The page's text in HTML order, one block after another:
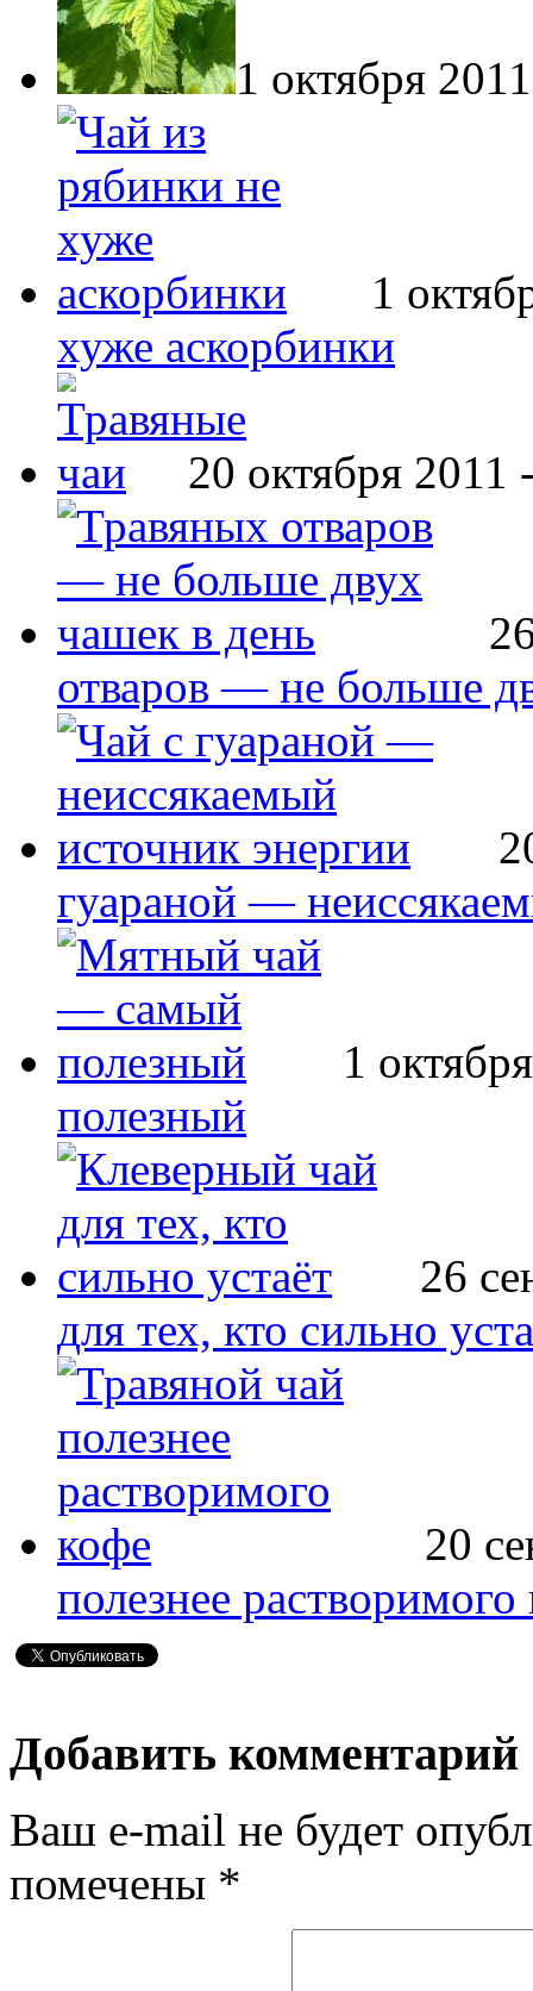
1 октября
1
хуже аскорбинки
20 октября 2011
отваров — не больше
гуараной —
1
полезный
26
для тех, кто сильно
20
полезнее растворимого
Добавить комментарий
Ваш e-mail не будет
помечены *